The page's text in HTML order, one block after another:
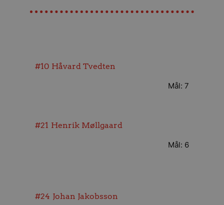
#10 Håvard Tvedten
Mål: 7
#21 Henrik Møllgaard
Mål: 6
#24 Johan Jakobsson